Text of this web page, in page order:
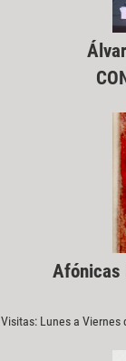
Afónicas
Visitas: Lunes a Viernes